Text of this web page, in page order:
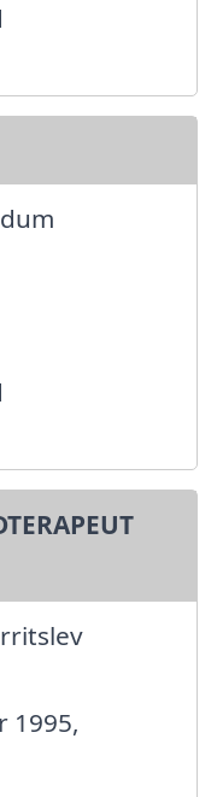
1995,